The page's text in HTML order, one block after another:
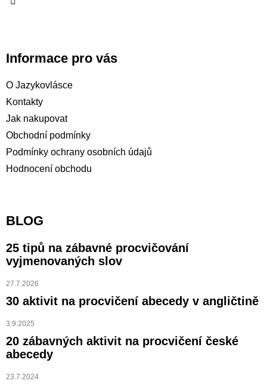
Informace pro vás
O Jazykovlásce
Kontakty
Jak nakupovat
Obchodní podmínky
Podmínky ochrany osobních údajů
Hodnocení obchodu
BLOG
25 tipů na zábavné procvičování
vyjmenovaných slov
27.7.2026
30 aktivit na procvičení abecedy v angličtině
3.9.2025
20 zábavných aktivit na procvičení české
abecedy
23.7.2024